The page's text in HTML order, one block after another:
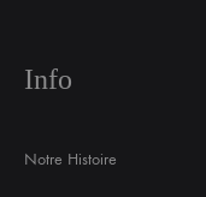
Info
Notre Histoire